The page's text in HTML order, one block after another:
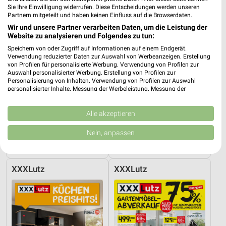
12,4 km 12,4 km
XXXLutz XXXLutz
Sie Ihre Einwilligung widerrufen. Diese Entscheidungen werden unseren
Partnern mitgeteilt und haben keinen Einfluss auf die Browserdaten.
Wir und unsere Partner verarbeiten Daten, um die Leistung der
Website zu analysieren und Folgendes zu tun:
Speichern von oder Zugriff auf Informationen auf einem Endgerät.
Verwendung reduzierter Daten zur Auswahl von Werbeanzeigen. Erstellung
von Profilen für personalisierte Werbung. Verwendung von Profilen zur
Auswahl personalisierter Werbung. Erstellung von Profilen zur
Personalisierung von Inhalten. Verwendung von Profilen zur Auswahl
personalisierter Inhalte. Messung der Werbeleistung. Messung der
Kombinationen von Daten aus verschiedenen Quellen. Entwicklung und
Verbesserung der Angebote. Verwendung reduzierter Daten zur Auswahl
von Inhalten.
Daten können außerhalb der Europäischen Union weitergegeben und in die
USA gesendet werden.
Website/App.
Partnerliste anzeigen (1 IAB-Anbieter)
Wir nutzen Ihre Daten für folgende Zwecke:
IAB-Verarbeitungszwecke:
Speichern von oder Zugriff auf Informationen
auf einem Endgerät
Alle akzeptieren
Nein, anpassen